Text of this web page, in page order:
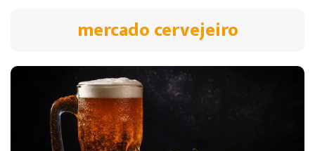
mercado cervejeiro